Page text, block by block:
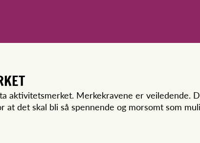
aktivitetsmerket. Merkekravene er veiledende.
det skal bli så spennende og morsomt som